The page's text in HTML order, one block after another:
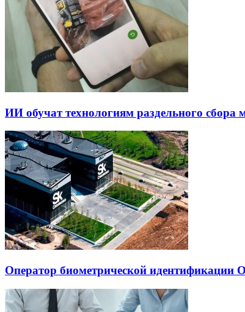
ИИ обучат технологиям раздельного сбора
Оператор биометрической идентификации